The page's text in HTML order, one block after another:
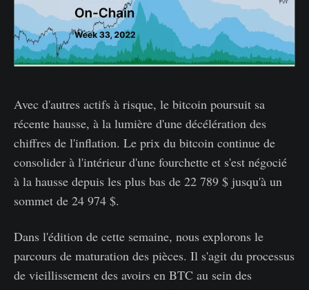
Avec d'autres actifs à risque, le bitcoin poursuit sa
récente hausse, à la lumière d'une décélération des
chiffres de l'inflation. Le prix du bitcoin continue de
consolider à l'intérieur d'une fourchette et s'est négocié
à la hausse depuis les plus bas de 22 789 $ jusqu'à un
sommet de 24 974 $.
Dans l'édition de cette semaine, nous explorons le
parcours de maturation des pièces. Il s'agit du processus
de vieillissement des avoirs en BTC au sein des